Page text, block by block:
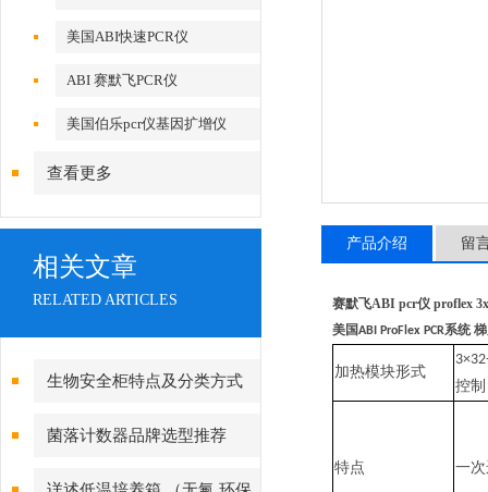
美国ABI快速PCR仪
ABI 赛默飞PCR仪
美国伯乐pcr仪基因扩增仪
查看更多
相关文章
RELATED ARTICLES
生物安全柜特点及分类方式
菌落计数器品牌选型推荐
产品介绍 留
赛默飞ABI pcr仪 proflex
美国ABI ProFlex PCR系统
加热模块形式
控制
特点 一